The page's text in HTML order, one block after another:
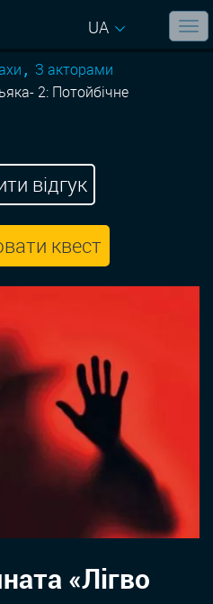
UA
З акторами
2: Потойбічне
відгук
квест
«Лігво